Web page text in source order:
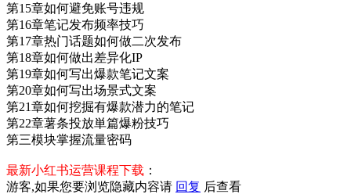
第15章如何避免账号违规
第16章笔记发布频率技巧
第17章热门话题如何做二次发布
第18章如何做出差异化IP
第19章如何写出爆款笔记文案
第20章如何写出场景式文案
第21章如何挖掘有爆款潜力的笔记
第22章薯条投放単篇爆粉技巧
第三模块掌握流量密码
最新小红书运营课程下载 ：
游客,如果您要浏览隐藏内容请 回复 后查看